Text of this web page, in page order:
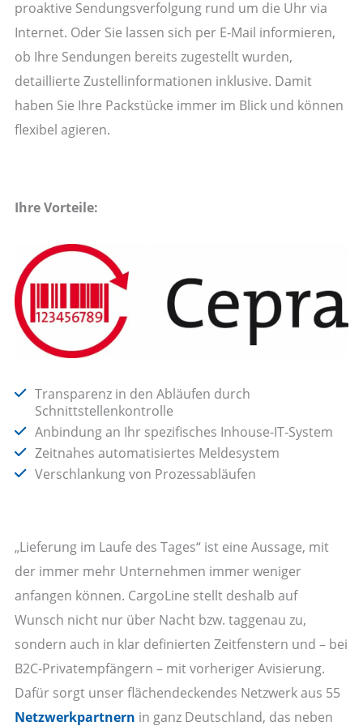
proaktive Sendungsverfolgung rund um die Uhr via
Internet. Oder Sie lassen sich per E-Mail informieren,
ob Ihre Sendungen bereits zugestellt wurden,
detaillierte Zustellinformationen inklusive. Damit
haben Sie Ihre Packstücke immer im Blick und können
flexibel agieren.
Ihre Vorteile:
Transparenz in den Abläufen durch
Schnittstellenkontrolle
Anbindung an Ihr spezifisches Inhouse-IT-System
Zeitnahes automatisiertes Meldesystem
Verschlankung von Prozessabläufen
„Lieferung im Laufe des Tages“ ist eine Aussage, mit
der immer mehr Unternehmen immer weniger
anfangen können. CargoLine stellt deshalb auf
Wunsch nicht nur über Nacht bzw. taggenau zu,
sondern auch in klar definierten Zeitfenstern und – bei
B2C-Privatempfängern – mit vorheriger Avisierung.
Dafür sorgt unser flächendeckendes Netzwerk aus 55
Netzwerkpartnern in ganz Deutschland, das neben